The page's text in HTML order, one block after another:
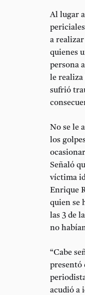
Al lugar
a
quienes
persona
le realiza
sufrió
No se le
los
Señaló
víctima
Enrique
quien se
las 3 de
no
“Cabe
presentó
acudió a